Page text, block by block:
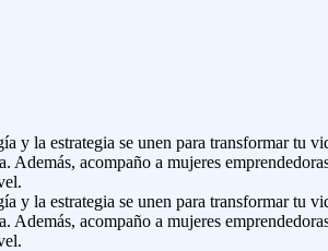
y la estrategia se unen para transformar tu
acompaño a mujeres
y la estrategia se unen para transformar tu
acompaño a mujeres